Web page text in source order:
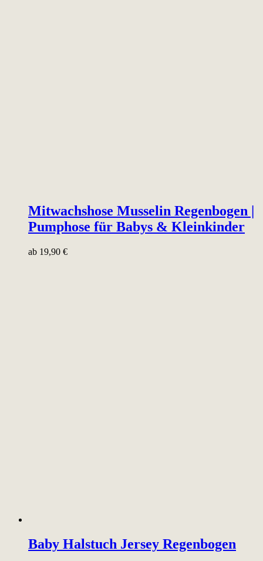
Mitwachshose Musselin Regenbogen |
Pumphose für Babys & Kleinkinder
ab 19,90 €
Baby Halstuch Jersey Regenbogen